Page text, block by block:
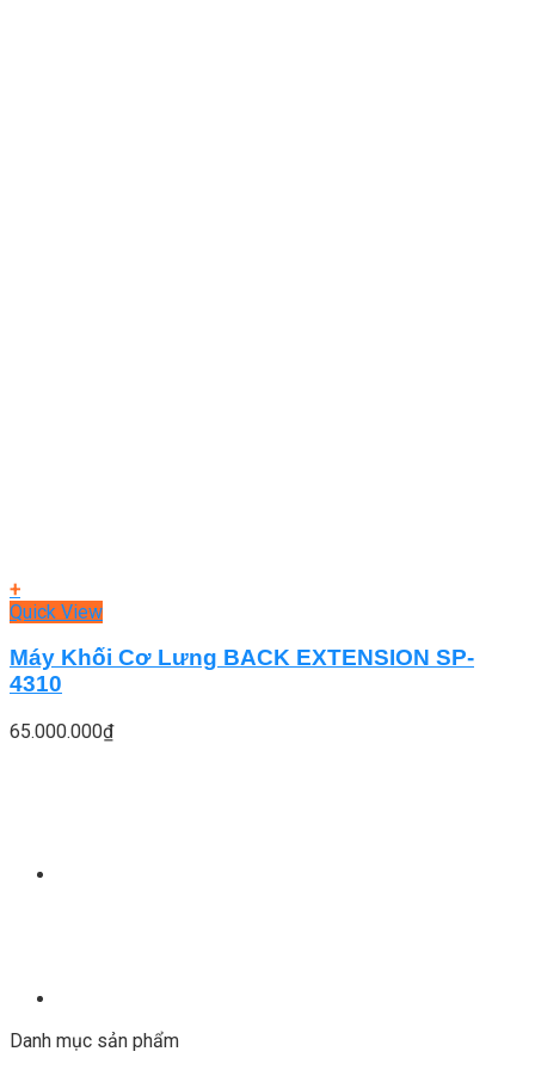
+
Quick View
Máy Khối Cơ Lưng BACK EXTENSION SP-
4310
65.000.000₫
Danh mục sản phẩm